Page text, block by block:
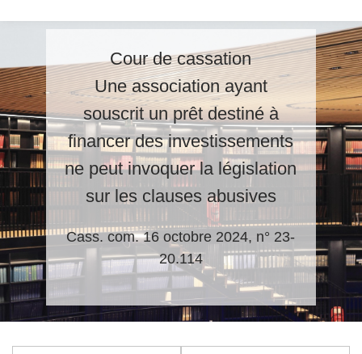
Cour de cassation
Une association ayant
souscrit un prêt destiné à
financer des investissements
ne peut invoquer la législation
sur les clauses abusives
Cass. com. 16 octobre 2024, n° 23-
20.114